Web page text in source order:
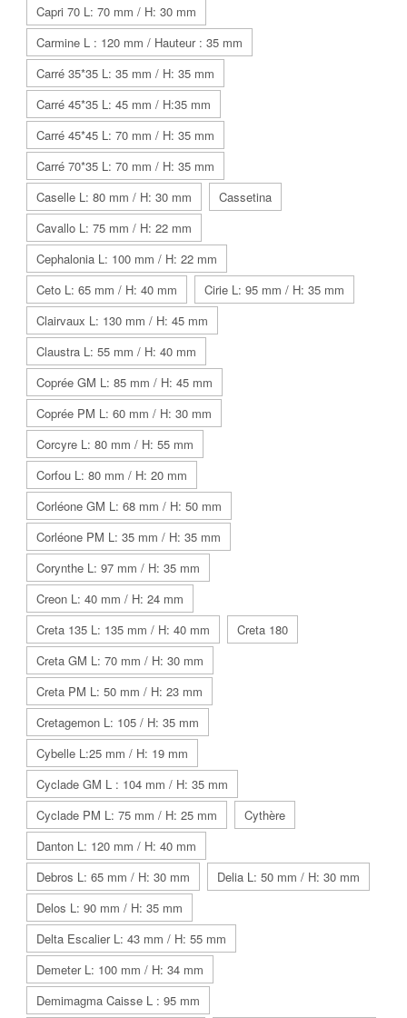
Capri 70 L: 70 mm / H: 30 mm
Carmine L : 120 mm / Hauteur : 35 mm
Carré 35*35 L: 35 mm / H: 35 mm
Carré 45*35 L: 45 mm / H:35 mm
Carré 45*45 L: 70 mm / H: 35 mm
Carré 70*35 L: 70 mm / H: 35 mm
Caselle L: 80 mm / H: 30 mm
Cassetina
Cavallo L: 75 mm / H: 22 mm
Cephalonia L: 100 mm / H: 22 mm
Ceto L: 65 mm / H: 40 mm
Cirie L: 95 mm / H: 35 mm
Clairvaux L: 130 mm / H: 45 mm
Claustra L: 55 mm / H: 40 mm
Coprée GM L: 85 mm / H: 45 mm
Coprée PM L: 60 mm / H: 30 mm
Corcyre L: 80 mm / H: 55 mm
Corfou L: 80 mm / H: 20 mm
Corléone GM L: 68 mm / H: 50 mm
Corléone PM L: 35 mm / H: 35 mm
Corynthe L: 97 mm / H: 35 mm
Creon L: 40 mm / H: 24 mm
Creta 135 L: 135 mm / H: 40 mm
Creta 180
Creta GM L: 70 mm / H: 30 mm
Creta PM L: 50 mm / H: 23 mm
Cretagemon L: 105 / H: 35 mm
Cybelle L:25 mm / H: 19 mm
Cyclade GM L : 104 mm / H: 35 mm
Cyclade PM L: 75 mm / H: 25 mm
Cythère
Danton L: 120 mm / H: 40 mm
Debros L: 65 mm / H: 30 mm
Delia L: 50 mm / H: 30 mm
Delos L: 90 mm / H: 35 mm
Delta Escalier L: 43 mm / H: 55 mm
Demeter L: 100 mm / H: 34 mm
Demimagma Caisse L : 95 mm